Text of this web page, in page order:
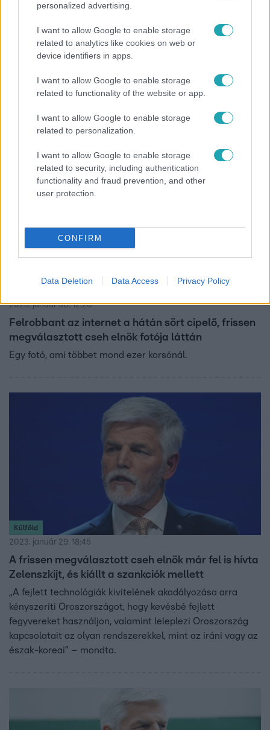
personalized advertising.
I want to allow Google to enable storage
related to analytics like cookies on web or
device identifiers in apps.
I want to allow Google to enable storage
related to functionality of the website or app.
I want to allow Google to enable storage
related to personalization.
I want to allow Google to enable storage
related to security, including authentication
functionality and fraud prevention, and other
user protection.
CONFIRM
Data Deletion Data Access Privacy Policy
Külföld
Cseh elnök: A magyar vezetés sem tart örökké
ne térjen az orbáni útra.
2023. január 30. 12:26
Felrobbant az internet a hátán sört cipelő, frissen
megválasztott cseh elnök fotója láttán
Egy fotó, ami többet mond ezer korsónál.
Külföld
2023. január 29. 18:45
A frissen megválasztott cseh elnök már fel is hívta
Zelenszkijt, és kiállt a szankciók mellett
„A fejlett technológiák kivitelének akadályozása arra
kényszeríti Oroszországot, hogy kevésbé fejlett
fegyvereket használjon, valamint leleplezi Oroszország
kapcsolatait az olyan rendszerekkel, mint az iráni vagy az
észak-koreai” – mondta.